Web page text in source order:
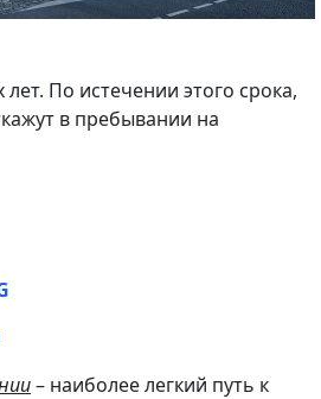
По истечении этого срока,
в пребывании на
– наиболее легкий путь к